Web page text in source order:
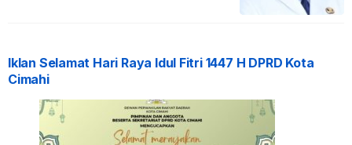
Iklan Selamat Hari Raya Idul Fitri 1447 H DPRD Kota
Cimahi